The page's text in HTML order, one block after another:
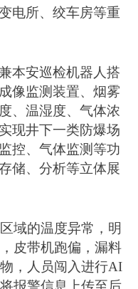
电所、绞车房等重
本安巡检机器人搭
像监测装置、烟雾
、温湿度、气体浓
现井下一类防爆场
控、气体监测等功
储、分析等立体展
域的温度异常，明
皮带机跑偏，漏料
，人员闯入进行AI
报警信息上传至后